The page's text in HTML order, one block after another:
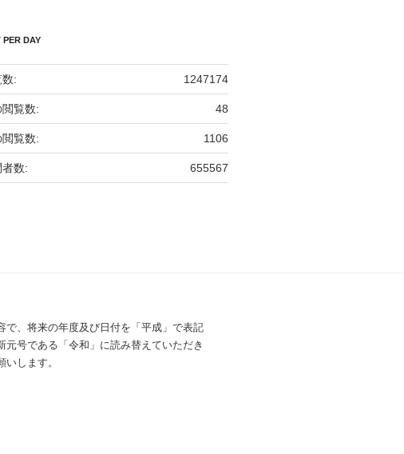
PER DAY
1247174
:
48
覧数:
1106
覧数:
655567
数:
、将来の年度及び日付を「平成」で表記
号である「令和」に読み替えていただき
します。